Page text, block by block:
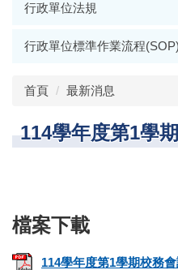
行政單位法規
行政單位標準作業流程(SOP)
首頁 最新消息
114學年度第1學
114學年度第1學期校務